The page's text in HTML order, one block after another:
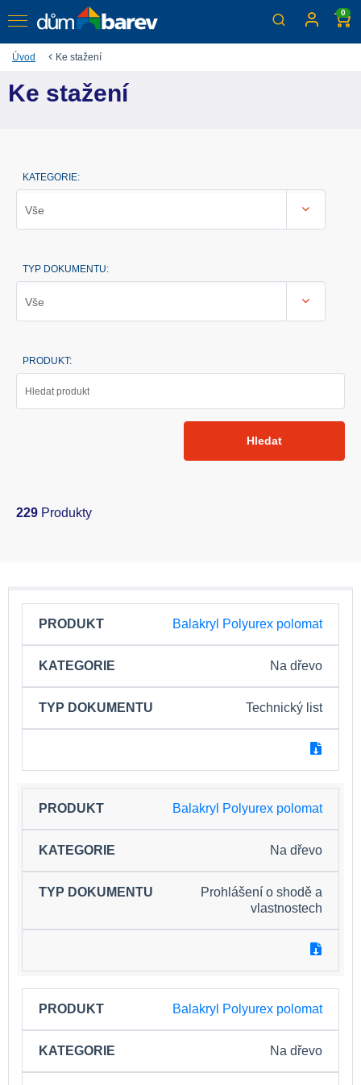
0
Úvod Ke stažení
Ke stažení
KATEGORIE:
Vše
TYP DOKUMENTU:
Vše
PRODUKT:
Hledat
229 Produkty
PRODUKT KATEGORIE
TYP
DOKUMENTU
Balakryl Polyurex polomat
Na dřevo
Technický list
Balakryl Polyurex polomat
Na dřevo
Prohlášení o shodě a
vlastnostech
Balakryl Polyurex polomat
Na dřevo